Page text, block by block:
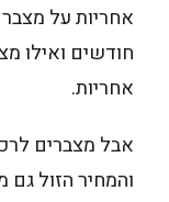
אחריות.
אבל מצברים
והמחיר הזול